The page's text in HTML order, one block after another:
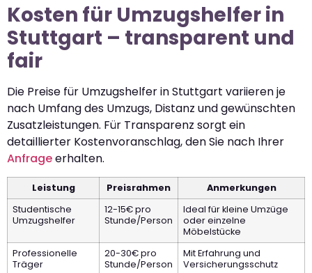
Kosten für Umzugshelfer in
Stuttgart – transparent und
fair
Die Preise für Umzugshelfer in Stuttgart variieren je
nach Umfang des Umzugs, Distanz und gewünschten
Zusatzleistungen. Für Transparenz sorgt ein
detaillierter Kostenvoranschlag, den Sie nach Ihrer
Anfrageerhalten.
Leistung Preisrahmen
Anmerkungen
Studentische
Umzugshelfer
12-15€ pro
Stunde/Person
Ideal für kleine Umzüge
oder einzelne
Möbelstücke
Professionelle
Träger
20-30€ pro
Stunde/Person
Mit Erfahrung und
Versicherungsschutz